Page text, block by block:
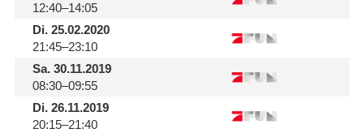
12:40–14:05
Di.25.02.2020
21:45–23:10
Sa.30.11.2019
08:30–09:55
Di.26.11.2019
20:15–21:40